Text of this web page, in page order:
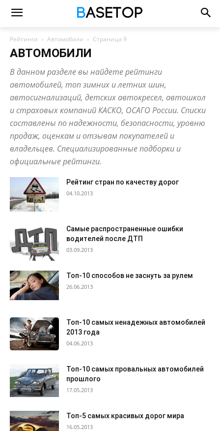
Рейтинги Автомобили Страница 9
АВТОМОБИЛИ
В данном разделе вы найдете рейтинги
автомобилей, топ зимних и летних шин,
автосигнализаций, детских автокресел, автошкол
и страховых компаний КАСКО, ОСАГО России. Списки
составлены по надежности, безопасности, уровню
продаж, оценкам и отзывам покупателей и
владельцев. Специализированные подборки и
официальные рейтинги.
Рейтинг стран по качеству дорог
04.10.2013
Самые распространенные ошибки
водителей после ДТП
03.09.2013
Топ-10 способов не заснуть за рулем
26.06.2013
Топ-10 самых ненадежных автомобилей
2013 года
04.06.2013
Топ-10 самых провальных автомобилей
прошлого
17.05.2013
Топ-5 самых красивых дорог мира
16.05.2013